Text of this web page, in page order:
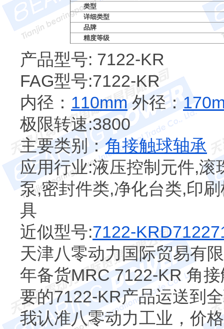
类型
详细类型
品牌
精度等级
产品型号: 7122-KR
FAG型号:7122-KR
内径： 110mm 外径：
极限转速:3800
主要类别：角接触球轴承
应用行业:液压控制元件,
泵,密封件类,净化台类,印
具
近似型号:7122-KRD7122
天津八零动力国际贸易有
年备货MRC 7122-KR 角
要的7122-KR产品运送到
我认准八零动力工业，价